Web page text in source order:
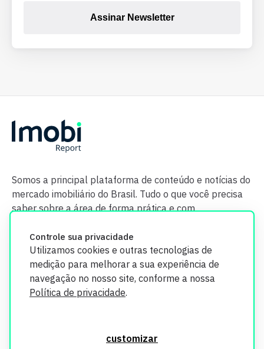
Controle sua privacidade
Utilizamos cookies e outras tecnologias de
medição para melhorar a sua experiência de
navegação no nosso site, conforme a nossa
Política de privacidade.
customizar
Assinar Newsletter
Somos a principal plataforma de conteúdo e notícias do
mercado imobiliário do Brasil. Tudo o que você precisa
saber sobre a área de forma prática e com
segurança. Todos os dados coletados em nosso site são
utilizados exclusivamente para fins de aprimoramento de